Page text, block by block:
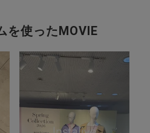
を使ったMOVIE